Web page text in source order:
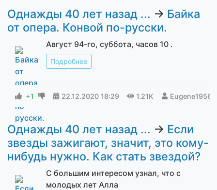
Однажды 40 лет назад ... → Байка
от опера. Конвой по-русски.
Август 94-го, суббота, часов 10 .
Подробнее
+1 22.12.2020 18:29 1.21K Eugene1956
Однажды 40 лет назад ... → Если
звезды зажигают, значит, это кому-
нибудь нужно. Как стать звездой?
С большим интересом узнал, что с
молодых лет Алла